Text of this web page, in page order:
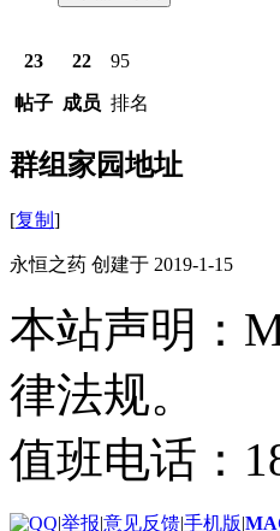
23
帖子
22
成员
95
排名
群组家园地址
[复制 ]
永恒之药 创建于 2019-1-15
本站声明：
律法规。
值班电话：
|举报|意见反馈|手机版|